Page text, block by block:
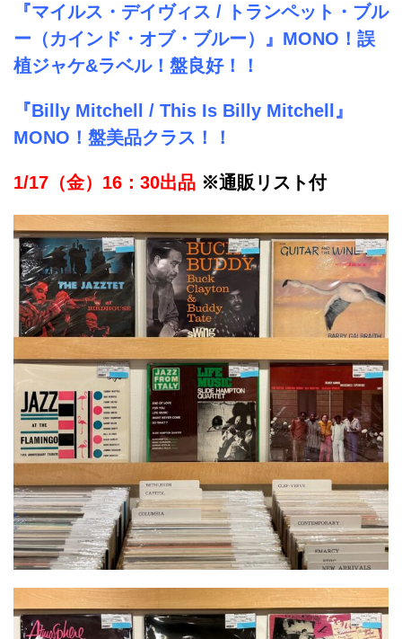
『マイルス・デイヴィス / トランペット・ブル
ー（カインド・オブ・ブルー）』MONO！誤
植ジャケ&ラベル！盤良好！！
『Billy Mitchell / This Is Billy Mitchell』
MONO！盤美品クラス！！
1/17（金）16：30出品 ※通販リスト付